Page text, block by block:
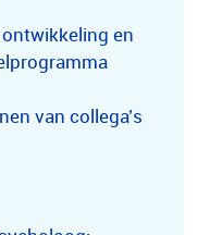
en
van collega’s